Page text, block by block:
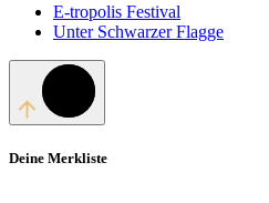
E-tropolis Festival
Unter Schwarzer Flagge
Deine Merkliste